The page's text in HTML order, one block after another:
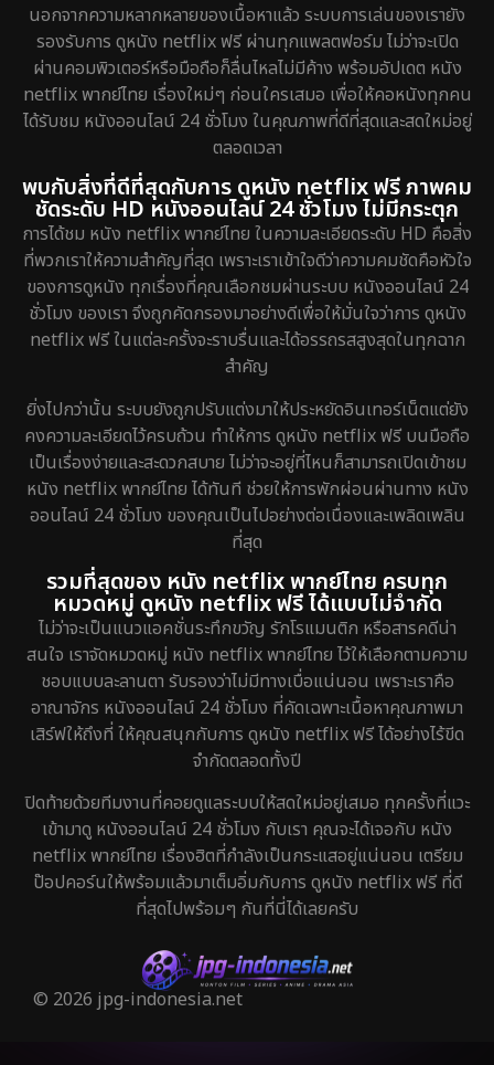
นอกจากความหลากหลายของเนื้อหาแล้ว ระบบการเล่นของเรายัง
รองรับการ ดูหนัง netflix ฟรี ผ่านทุกแพลตฟอร์ม ไม่ว่าจะเปิด
ผ่านคอมพิวเตอร์หรือมือถือก็ลื่นไหลไม่มีค้าง พร้อมอัปเดต หนัง
netflix พากย์ไทย เรื่องใหม่ๆ ก่อนใครเสมอ เพื่อให้คอหนังทุกคน
ได้รับชม หนังออนไลน์ 24 ชั่วโมง ในคุณภาพที่ดีที่สุดและสดใหม่อยู่
ตลอดเวลา
พบกับสิ่งที่ดีที่สุดกับการ ดูหนัง netflix ฟรี ภาพคม
ชัดระดับ HD หนังออนไลน์ 24 ชั่วโมง ไม่มีกระตุก
การได้ชม หนัง netflix พากย์ไทย ในความละเอียดระดับ HD คือสิ่ง
ที่พวกเราให้ความสำคัญที่สุด เพราะเราเข้าใจดีว่าความคมชัดคือหัวใจ
ของการดูหนัง ทุกเรื่องที่คุณเลือกชมผ่านระบบ หนังออนไลน์ 24
ชั่วโมง ของเรา จึงถูกคัดกรองมาอย่างดีเพื่อให้มั่นใจว่าการ ดูหนัง
netflix ฟรี ในแต่ละครั้งจะราบรื่นและได้อรรถรสสูงสุดในทุกฉาก
สำคัญ
ยิ่งไปกว่านั้น ระบบยังถูกปรับแต่งมาให้ประหยัดอินเทอร์เน็ตแต่ยัง
คงความละเอียดไว้ครบถ้วน ทำให้การ ดูหนัง netflix ฟรี บนมือถือ
เป็นเรื่องง่ายและสะดวกสบาย ไม่ว่าจะอยู่ที่ไหนก็สามารถเปิดเข้าชม
หนัง netflix พากย์ไทย ได้ทันที ช่วยให้การพักผ่อนผ่านทาง หนัง
ออนไลน์ 24 ชั่วโมง ของคุณเป็นไปอย่างต่อเนื่องและเพลิดเพลิน
ที่สุด
รวมที่สุดของ หนัง netflix พากย์ไทย ครบทุก
หมวดหมู่ ดูหนัง netflix ฟรี ได้แบบไม่จำกัด
ไม่ว่าจะเป็นแนวแอคชั่นระทึกขวัญ รักโรแมนติก หรือสารคดีน่า
สนใจ เราจัดหมวดหมู่ หนัง netflix พากย์ไทย ไว้ให้เลือกตามความ
ชอบแบบละลานตา รับรองว่าไม่มีทางเบื่อแน่นอน เพราะเราคือ
อาณาจักร หนังออนไลน์ 24 ชั่วโมง ที่คัดเฉพาะเนื้อหาคุณภาพมา
เสิร์ฟให้ถึงที่ ให้คุณสนุกกับการ ดูหนัง netflix ฟรี ได้อย่างไร้ขีด
จำกัดตลอดทั้งปี
ปิดท้ายด้วยทีมงานที่คอยดูแลระบบให้สดใหม่อยู่เสมอ ทุกครั้งที่แวะ
เข้ามาดู หนังออนไลน์ 24 ชั่วโมง กับเรา คุณจะได้เจอกับ หนัง
netflix พากย์ไทย เรื่องฮิตที่กำลังเป็นกระแสอยู่แน่นอน เตรียม
ป๊อปคอร์นให้พร้อมแล้วมาเต็มอิ่มกับการ ดูหนัง netflix ฟรี ที่ดี
ที่สุดไปพร้อมๆ กันที่นี่ได้เลยครับ
© 2026 jpg-indonesia.net